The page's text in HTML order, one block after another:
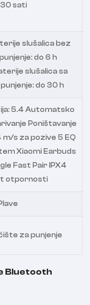
sati
slušalica bez
do 6 h
slušalica sa
do 30 h
5.4 Automatsko
Poništavanje
s za pozive 5 EQ
Xiaomi Earbuds
Fast Pair IPX4
otpornosti
za punjenje
Bluetooth